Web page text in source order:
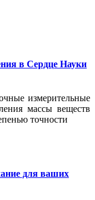
в Сердце Науки
измерительные
массы веществ
точности
для ваших